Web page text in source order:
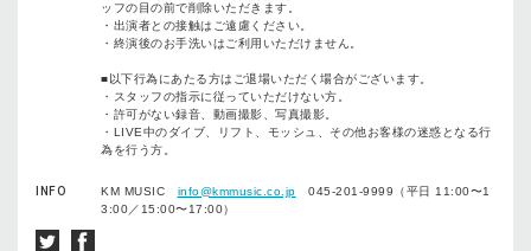
ッフの⽬の前で削除いただきます。
・出演者との接触はご遠慮ください。
・終演後のお⼿洗いはご利⽤いただけません。
■以下⾏為にあたる⽅はご退場いただく場合がございます。
・スタッフの指⽰に従っていただけない⽅。
・許可がない録⾳、動画撮影、写真撮影。
・LIVE中のダイブ、リフト、モッシュ、その他お客様の迷惑となる⾏
為を⾏う⽅。
INFO KM MUSIC info@kmmusic.co.jp 045-201-9999（平⽇ 11:00〜1
3:00／15:00〜17:00）